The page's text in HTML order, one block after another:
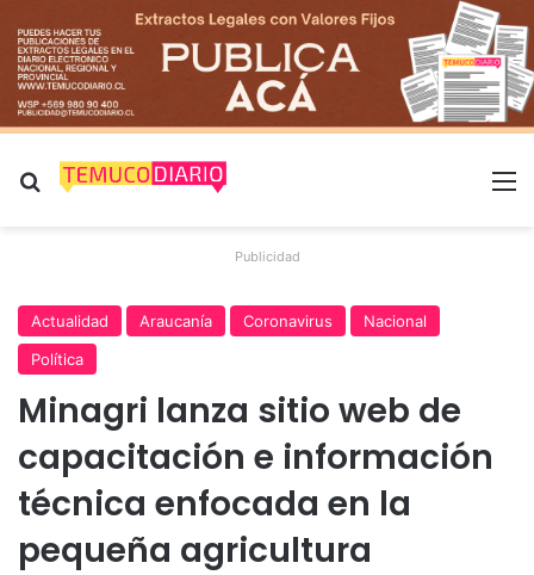
Buscar por
Publicidad
Actualidad Araucanía Coronavirus
Nacional
Política
Minagri lanza sitio web de
capacitación e información
técnica enfocada en la
pequeña agricultura